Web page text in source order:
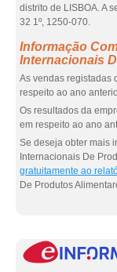
distrito de LISBOA. A
32 1º, 1250-070.
Informação
Internacionais
As vendas registadas
respeito ao ano
Os resultados da
em respeito ao ano
Se deseja obter mais
Internacionais De
gratuitamente ao
De Produtos